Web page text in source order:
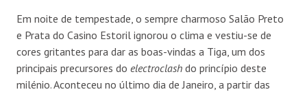
Em noite de tempestade, o sempre charmoso Salão Preto
e Prata do Casino Estoril ignorou o clima e vestiu-se de
cores gritantes para dar as boas-vindas a Tiga, um dos
principais precursores do electroclash do princípio deste
milénio. Aconteceu no último dia de Janeiro, a partir das